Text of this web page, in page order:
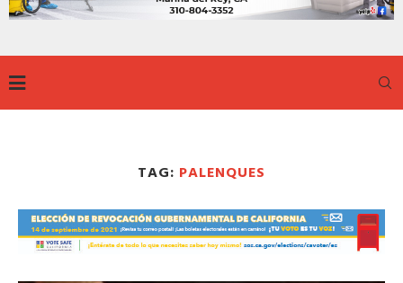
TAG: PALENQUES